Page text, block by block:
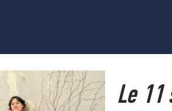
Le 11